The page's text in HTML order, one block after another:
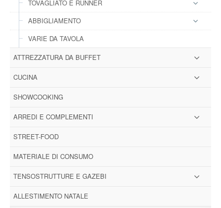
TOVAGLIATO E RUNNER
ABBIGLIAMENTO
VARIE DA TAVOLA
ATTREZZATURA DA BUFFET
CUCINA
SHOWCOOKING
ARREDI E COMPLEMENTI
STREET-FOOD
MATERIALE DI CONSUMO
TENSOSTRUTTURE E GAZEBI
ALLESTIMENTO NATALE